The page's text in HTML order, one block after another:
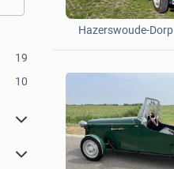
19
10
RKD
Hazerswoude-Dorp